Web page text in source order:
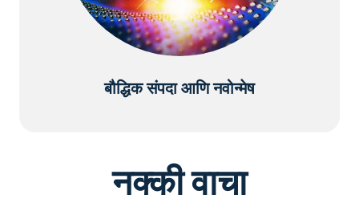
बौद्धिक संपदा आणि नवोन्मेष
नक्की वाचा